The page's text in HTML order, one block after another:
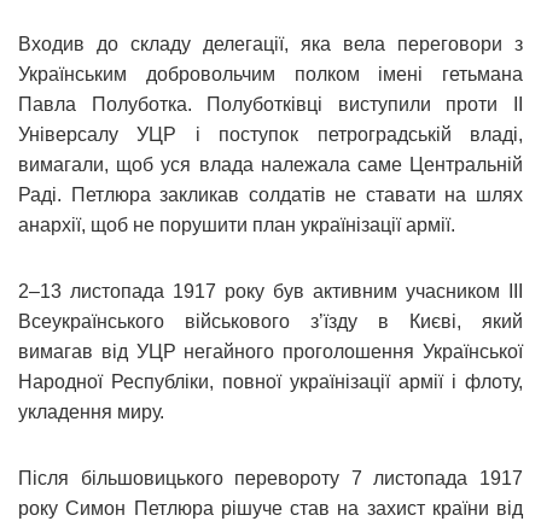
Входив до складу делегації, яка вела переговори з
Українським добровольчим полком імені гетьмана
Павла Полуботка. Полуботківці виступили проти II
Універсалу УЦР і поступок петроградській владі,
вимагали, щоб уся влада належала саме Центральній
Раді. Петлюра закликав солдатів не ставати на шлях
анархії, щоб не порушити план українізації армії.
2‒13 листопада 1917 року був активним учасником ІІІ
Всеукраїнського військового з’їзду в Києві, який
вимагав від УЦР негайного проголошення Української
Народної Республіки, повної українізації армії і флоту,
укладення миру.
Після більшовицького перевороту 7 листопада 1917
року Симон Петлюра рішуче став на захист країни від